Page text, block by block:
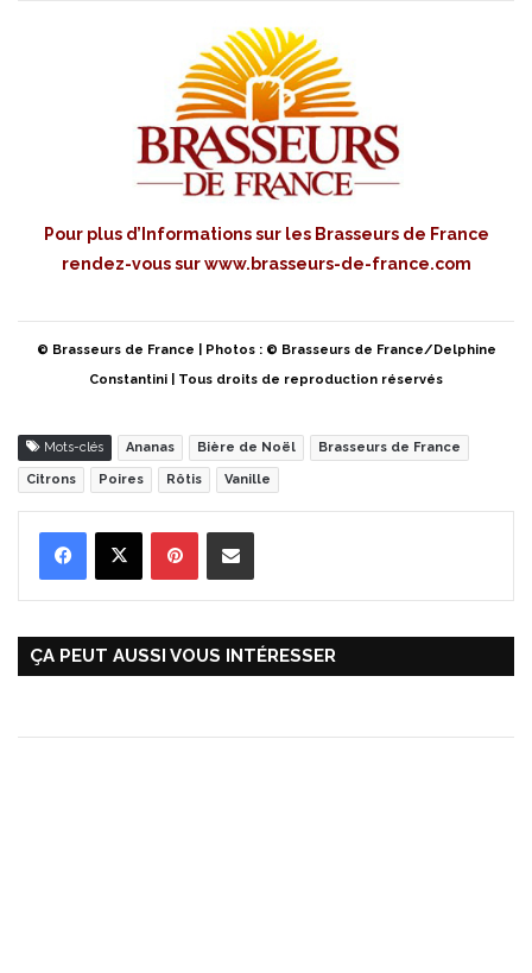
Pour plus d’Informations sur les Brasseurs de France
rendez-vous surwww.brasseurs-de-france.com
© Brasseurs de France | Photos : © Brasseurs de France/Delphine
Constantini | Tous droits de reproduction réservés
Mots-clés Ananas Bière de Noël Brasseurs de France
Citrons Poires Rôtis Vanille
ÇA PEUT AUSSI VOUS INTÉRESSER